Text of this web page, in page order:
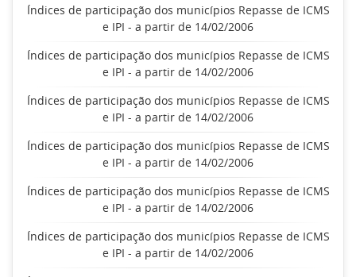
Índices de participação dos municípios Repasse de ICMS
e IPI - a partir de 14/02/2006
Índices de participação dos municípios Repasse de ICMS
e IPI - a partir de 14/02/2006
Índices de participação dos municípios Repasse de ICMS
e IPI - a partir de 14/02/2006
Índices de participação dos municípios Repasse de ICMS
e IPI - a partir de 14/02/2006
Índices de participação dos municípios Repasse de ICMS
e IPI - a partir de 14/02/2006
Índices de participação dos municípios Repasse de ICMS
e IPI - a partir de 14/02/2006